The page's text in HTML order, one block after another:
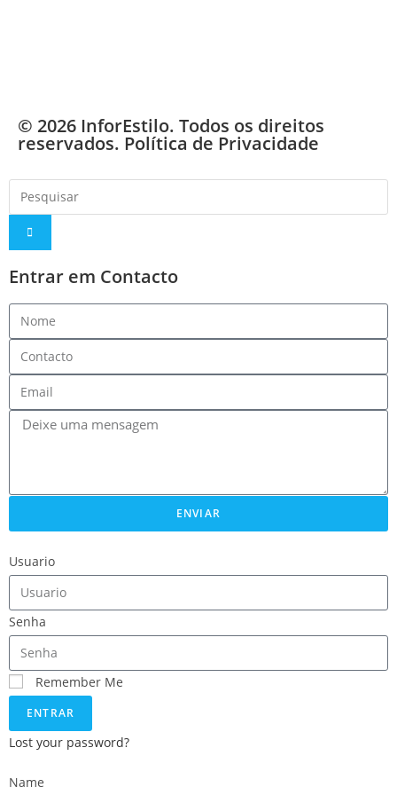
© 2026 InforEstilo. Todos os direitos
reservados. Política de Privacidade
Entrar em Contacto
ENVIAR
Usuario
Senha
Remember Me
ENTRAR
Lost your password?
Name